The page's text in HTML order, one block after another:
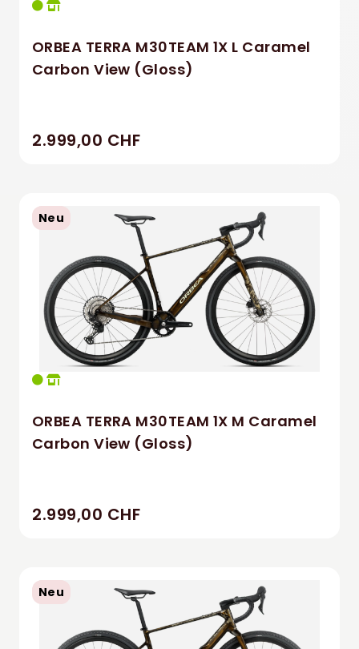
ORBEA TERRA M30TEAM 1X L Caramel
Carbon View (Gloss)
2.999,00 CHF
Neu
ORBEA TERRA M30TEAM 1X M Caramel
Carbon View (Gloss)
2.999,00 CHF
Neu